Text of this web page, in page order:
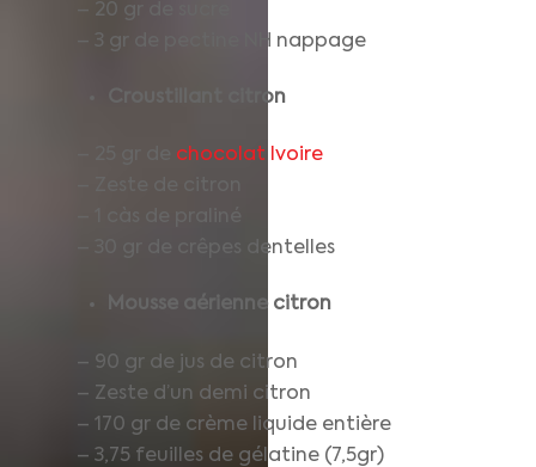
– 20 gr de sucre
– 3 gr de pectine NH nappage
Croustillant citron
chocolat Ivoire
– 30 gr de crêpes dentelles
Mousse aérienne citron
– 90 gr de jus de citron
– Zeste d’un demi citron
– 170 gr de crème liquide entière
– 3,75 feuilles de gélatine (7,5gr)